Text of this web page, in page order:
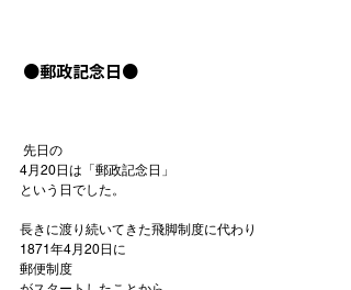
●郵政記念日●
先日の
4月20日は「郵政記念日」
という日でした。
長きに渡り続いてきた飛脚制度に代わり
1871年4月20日に
郵便制度